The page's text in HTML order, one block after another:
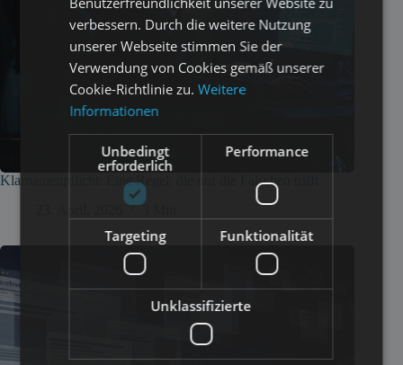
Klarnamenpflicht: Eine Regel, die nur die Falschen trifft
verbessern. Durch die weitere Nutzung
unserer Webseite stimmen Sie der
Verwendung von Cookies gemäß unserer
Cookie-Richtlinie zu.Weitere
Informationen
Unbedingt
erforderlich
Performance
Targeting Funktionalität
Unklassifizierte